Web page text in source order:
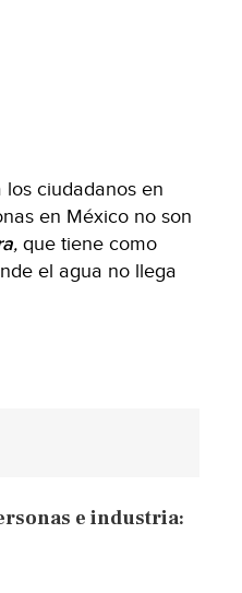
ciudadanos en
en México no son
, que tiene como
el agua no llega
e industria: